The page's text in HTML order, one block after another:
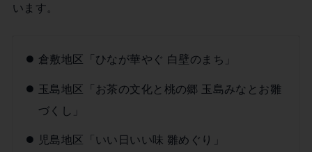
います。
倉敷地区「ひなが華やぐ 白壁のまち」
玉島地区「お茶の文化と桃の郷 玉島みなとお雛
づくし」
児島地区「いい日いい味 雛めぐり」